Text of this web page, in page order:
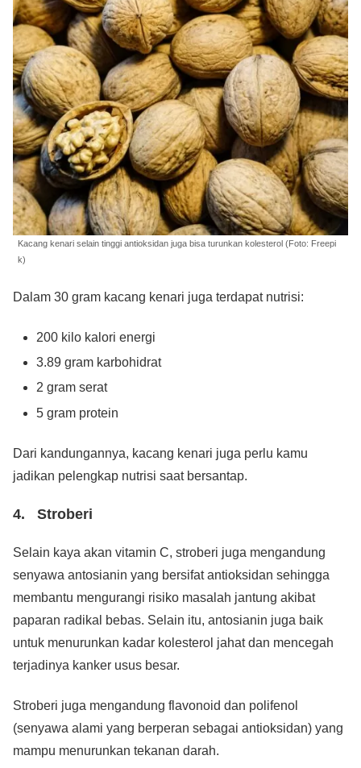
Kacang kenari selain tinggi antioksidan juga bisa turunkan kolesterol (Foto: Freepi
k)
Dalam 30 gram kacang kenari juga terdapat nutrisi:
200 kilo kalori energi
3.89 gram karbohidrat
2 gram serat
5 gram protein
Dari kandungannya, kacang kenari juga perlu kamu
jadikan pelengkap nutrisi saat bersantap.
4. Stroberi
Selain kaya akan vitamin C, stroberi juga mengandung
senyawa antosianin yang bersifat antioksidan sehingga
membantu mengurangi risiko masalah jantung akibat
paparan radikal bebas. Selain itu, antosianin juga baik
untuk menurunkan kadar kolesterol jahat dan mencegah
terjadinya kanker usus besar.
Stroberi juga mengandung flavonoid dan polifenol
(senyawa alami yang berperan sebagai antioksidan) yang
mampu menurunkan tekanan darah.